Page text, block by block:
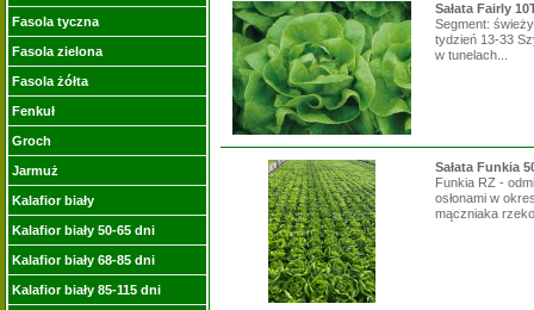
Fasola tyczna
Fasola zielona
Fasola żółta
Fenkuł
Groch
Jarmuż
Kalafior biały
Kalafior biały 50-65 dni
Kalafior biały 68-85 dni
Kalafior biały 85-115 dni
Sałata Fairly
Segment:
tydzień 13-33
w tunelach...
Sałata Funkia
Funkia RZ -
osłonami w
mączniaka